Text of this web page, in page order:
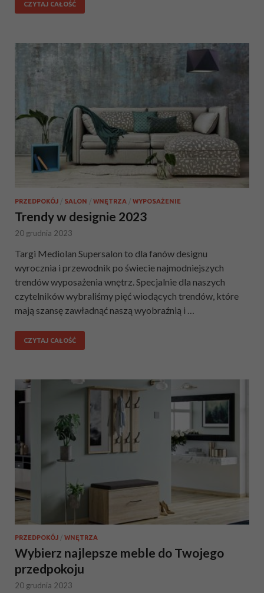
CZYTAJ CAŁOŚĆ
PRZEDPOKÓJ / SALON / WNĘTRZA / WYPOSAŻENIE
Trendy w designie 2023
20 grudnia 2023
Targi Mediolan Supersalon to dla fanów designu
wyrocznia i przewodnik po świecie najmodniejszych
trendów wyposażenia wnętrz. Specjalnie dla naszych
czytelników wybraliśmy pięć wiodących trendów, które
mają szansę zawładnąć naszą wyobraźnią i …
CZYTAJ CAŁOŚĆ
PRZEDPOKÓJ / WNĘTRZA
Wybierz najlepsze meble do Twojego
przedpokoju
20 grudnia 2023